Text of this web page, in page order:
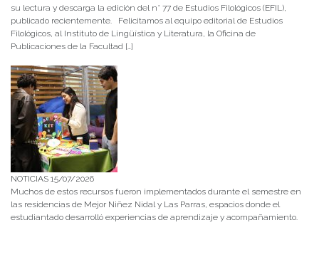
su lectura y descarga la edición del n° 77 de Estudios Filológicos (EFIL),
publicado recientemente. Felicitamos al equipo editorial de Estudios
Filológicos, al Instituto de Lingüística y Literatura, la Oficina de
Publicaciones de la Facultad […]
NOTICIAS 15/07/2026
Muchos de estos recursos fueron implementados durante el semestre en
las residencias de Mejor Niñez Nidal y Las Parras, espacios donde el
estudiantado desarrolló experiencias de aprendizaje y acompañamiento.